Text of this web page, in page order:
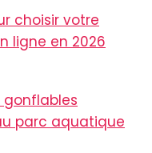
choisir votre
ligne en 2026
parc aquatique